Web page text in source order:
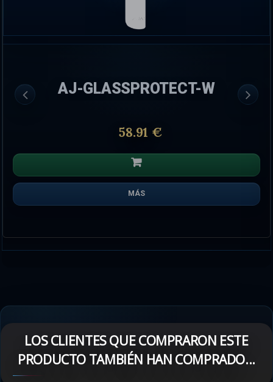
AJ-GLASSPROTECT-W
58.91 €
MÁS
LOS CLIENTES QUE COMPRARON ESTE
PRODUCTO TAMBIÉN HAN COMPRADO...